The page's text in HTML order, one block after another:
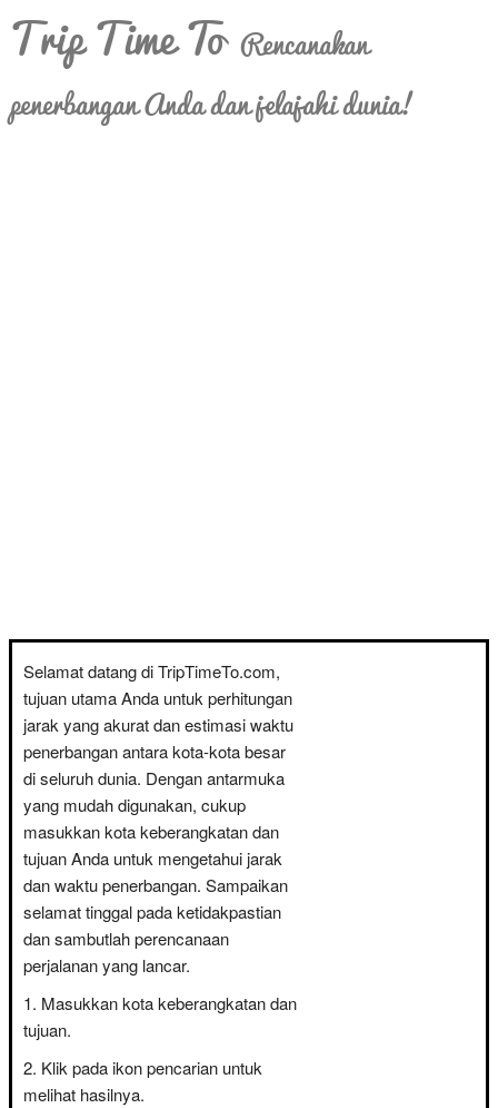
Trip Time To Rencanakan
penerbangan Anda dan jelajahi dunia!
Selamat datang di TripTimeTo.com,
tujuan utama Anda untuk perhitungan
jarak yang akurat dan estimasi waktu
penerbangan antara kota-kota besar
di seluruh dunia. Dengan antarmuka
yang mudah digunakan, cukup
masukkan kota keberangkatan dan
tujuan Anda untuk mengetahui jarak
dan waktu penerbangan. Sampaikan
selamat tinggal pada ketidakpastian
dan sambutlah perencanaan
perjalanan yang lancar.
Masukkan kota keberangkatan dan
tujuan.
Klik pada ikon pencarian untuk
melihat hasilnya.